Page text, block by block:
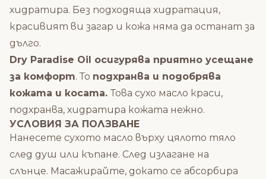
хидратира. Без подходяща хидратация,
красивият ви загар и кожа няма да останат за
дълго.
Dry Paradise Oil осигурява приятно усещане
за комфорт. То подхранва и подобрява
кожата и косата. Това сухо масло краси,
подхранва, хидратира кожата нежно.
УСЛОВИЯ ЗА ПОЛЗВАНЕ
Нанесете сухото масло върху цялото тяло
след душ или къпане. След излагане на
слънце. Масажирайте, докато се абсорбира